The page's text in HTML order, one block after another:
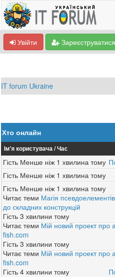
Увійти Зареєструватися
IT forum Ukraine
Хто онлайн
Ім'я користувача Час
Гість Менше ніж 1 хвилина тому
Гість Менше ніж 1 хвилина тому
Гість Менше ніж 1 хвилина тому
Читає темиМагія
до складних конструкцій
Гість 3 хвилини тому
Читає темиМій новий проект про
fish.com
Гість 3 хвилини тому
Читає темиМій новий проект про
fish.com
Гість 4 хвилини тому